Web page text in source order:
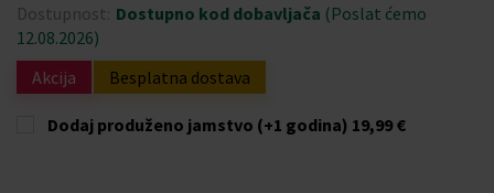
Dostupnost: Dostupno kod dobavljača (Poslat ćemo
12.08.2026)
Akcija
Besplatna dostava
Dodaj produženo jamstvo (+1 godina) 19,99 €